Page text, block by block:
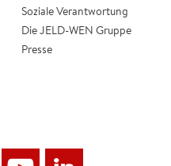
Soziale Verantwortung
Die JELD-WEN Gruppe
Presse